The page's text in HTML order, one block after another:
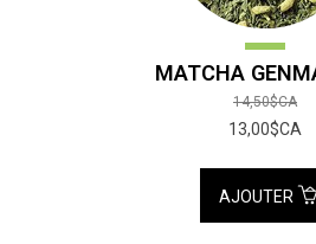
MATCHA
14,50$CA
13,00$CA
AJOUTER